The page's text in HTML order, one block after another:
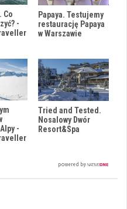
Co
-
Papaya. Testujemy
restaurację Papaya
w Warszawie
-
Tried and Tested.
Nosalowy Dwór
Resort&Spa